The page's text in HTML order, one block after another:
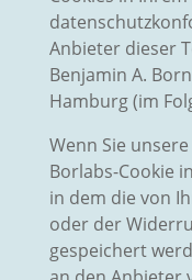
Anbieter dieser
Benjamin A.
Hamburg (im
Wenn Sie
Borlabs-Cookie
in dem die von
oder der
gespeichert